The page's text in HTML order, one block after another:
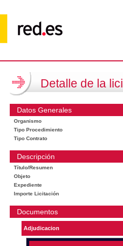
Detalle de la
Datos Generales
Organismo
Tipo Procedimiento
Tipo Contrato
Descripción
Título/Resumen
Objeto
Expediente
Importe Licitación
Documentos
Adjudicacion